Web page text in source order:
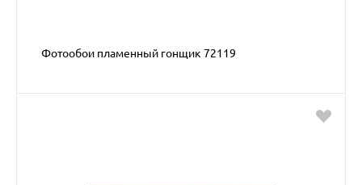
Фотообои пламенный гонщик 72119